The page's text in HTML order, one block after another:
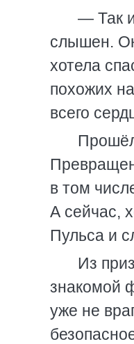
— Так
слышен.
хотела
похожих
всего
в том
А сейчас,
Пульса и
Из
знакомой
уже не